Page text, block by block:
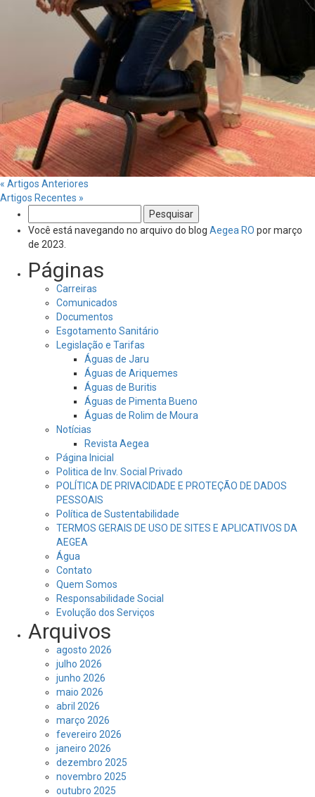
« Artigos Anteriores
Artigos Recentes »
por:
Você está navegando no arquivo do blog Aegea RO por março
de 2023.
Páginas
Carreiras
Comunicados
Documentos
Esgotamento Sanitário
Legislação e Tarifas
Águas de Jaru
Águas de Ariquemes
Águas de Buritis
Águas de Pimenta Bueno
Águas de Rolim de Moura
Notícias
Revista Aegea
Página Inicial
Politica de Inv. Social Privado
POLÍTICA DE PRIVACIDADE E PROTEÇÃO DE DADOS
PESSOAIS
Política de Sustentabilidade
TERMOS GERAIS DE USO DE SITES E APLICATIVOS DA
AEGEA
Água
Contato
Quem Somos
Responsabilidade Social
Evolução dos Serviços
Arquivos
agosto 2026
julho 2026
junho 2026
maio 2026
abril 2026
março 2026
fevereiro 2026
janeiro 2026
dezembro 2025
novembro 2025
outubro 2025